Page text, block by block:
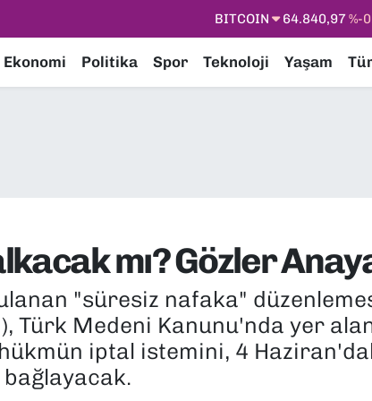
DOLAR 47,7436
STERLİN
64,4811
Ekonomi Politika Spor Teknoloji Yaşam
mı? Gözler
"süresiz nafaka"
Türk Medeni Kanunu'nda yer
iptal istemini, 4